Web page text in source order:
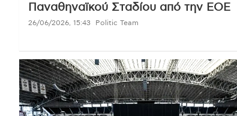
Παναθηναϊκού Σταδίου από την ΕΟΕ
26/06/2026, 15:43 Politic Team